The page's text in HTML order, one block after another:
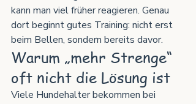
kann man viel früher reagieren. Genau
dort beginnt gutes Training: nicht erst
beim Bellen, sondern bereits davor.
Warum „mehr Strenge“
oft nicht die Lösung ist
Viele Hundehalter bekommen bei